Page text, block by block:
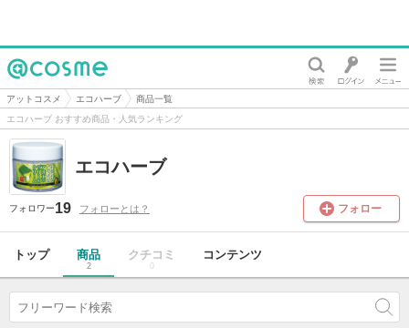
@cosme
アットコスメ エコハーブ
商品一覧
エコハーブ おすすめ商品・人気ランキング
エコハーブ
フォロワー19 フォローとは？ フォロー
トップ 商品
2
クチコミ
0
コンテンツ